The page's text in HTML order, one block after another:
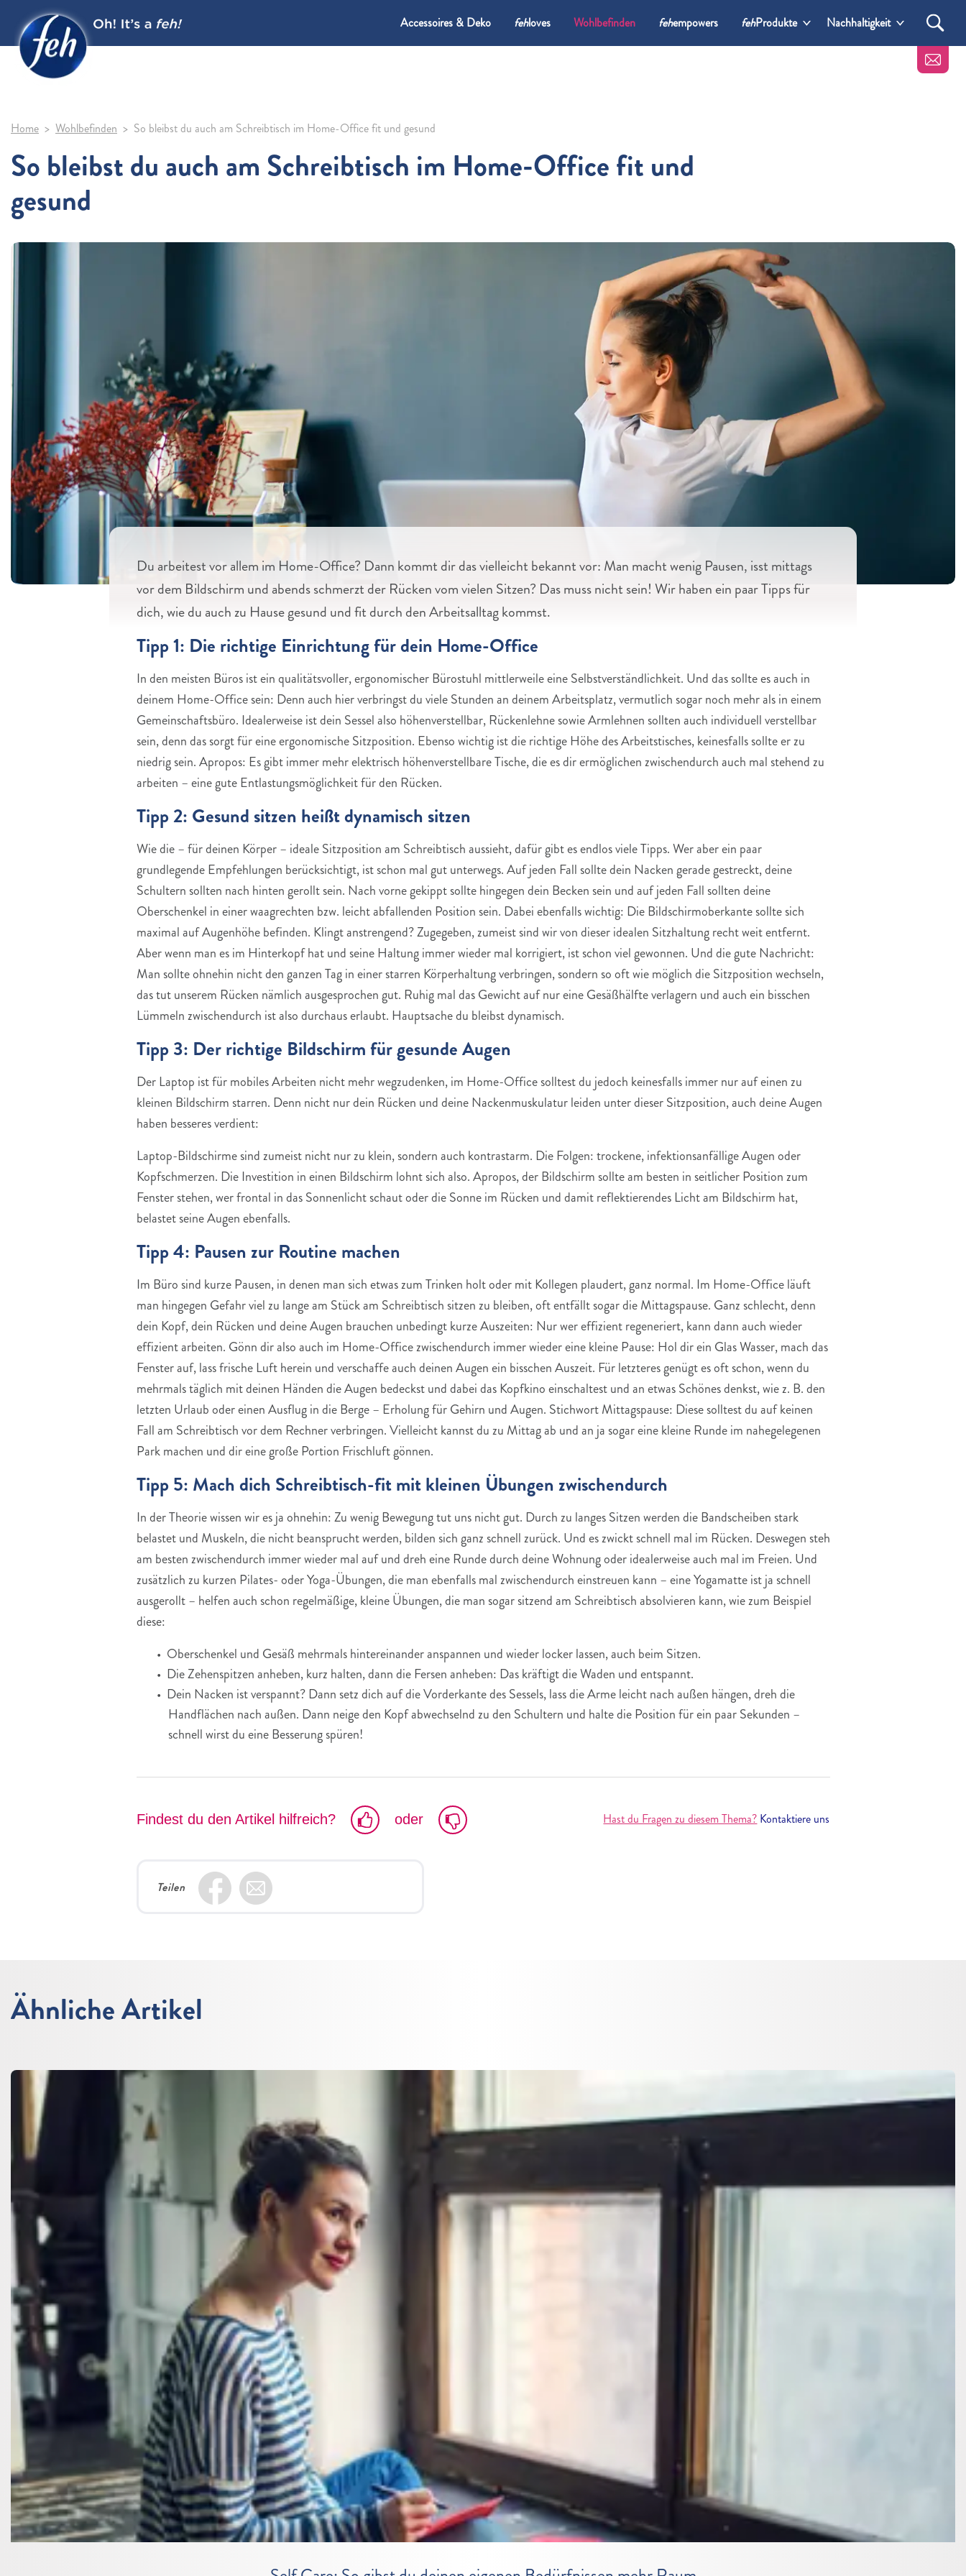
Accessoires & Deko fehloves Wohlbefinden fehempowers fehProdukte Nachhaltigkeit
Home Wohlbefinden So bleibst du auch am Schreibtisch im Home-Office fit und gesund
So bleibst du auch am Schreibtisch im Home-Officefit und
gesund
Du arbeitest vor allem im Home-Office? Dann kommt dir das vielleicht bekannt vor: Man macht wenig Pausen, isst mittags
vor dem Bildschirm und abends schmerzt der Rücken vom vielen Sitzen? Das muss nicht sein! Wir haben ein paar Tipps für
dich, wie du auch zu Hause gesund und fit durch den Arbeitsalltag kommst.
Tipp 1: Die richtige Einrichtung für dein Home-Office
In den meisten Büros ist ein qualitätsvoller, ergonomischer Bürostuhl mittlerweile eine Selbstverständlichkeit. Und das sollte es auch in
deinem Home-Office sein: Denn auch hier verbringst du viele Stunden an deinem Arbeitsplatz, vermutlich sogar noch mehr als in einem
Gemeinschaftsbüro. Idealerweise ist dein Sessel also höhenverstellbar, Rückenlehne sowie Armlehnen sollten auch individuell verstellbar
sein, denn das sorgt für eine ergonomische Sitzposition. Ebenso wichtig ist die richtige Höhe des Arbeitstisches, keinesfalls sollte er zu
niedrig sein. Apropos: Es gibt immer mehr elektrisch höhenverstellbare Tische, die es dir ermöglichen zwischendurch auch mal stehend zu
arbeiten – eine gute Entlastungsmöglichkeit für den Rücken.
Tipp 2: Gesund sitzen heißt dynamisch sitzen
Wie die – für deinen Körper – ideale Sitzposition am Schreibtisch aussieht, dafür gibt es endlos viele Tipps. Wer aber ein paar
grundlegende Empfehlungen berücksichtigt, ist schon mal gut unterwegs. Auf jeden Fall sollte dein Nacken gerade gestreckt, deine
Schultern sollten nach hinten gerollt sein. Nach vorne gekippt sollte hingegen dein Becken sein und auf jeden Fall sollten deine
Oberschenkel in einer waagrechten bzw. leicht abfallenden Position sein. Dabei ebenfalls wichtig: Die Bildschirmoberkante sollte sich
maximal auf Augenhöhe befinden. Klingt anstrengend? Zugegeben, zumeist sind wir von dieser idealen Sitzhaltung recht weit entfernt.
Aber wenn man es im Hinterkopf hat und seine Haltung immer wieder mal korrigiert, ist schon viel gewonnen. Und die gute Nachricht:
Man sollte ohnehin nicht den ganzen Tag in einer starren Körperhaltung verbringen, sondern so oft wie möglich die Sitzposition wechseln,
das tut unserem Rücken nämlich ausgesprochen gut. Ruhig mal das Gewicht auf nur eine Gesäßhälfte verlagern und auch ein bisschen
Lümmeln zwischendurch ist also durchaus erlaubt. Hauptsache du bleibst dynamisch.
Tipp 3: Der richtige Bildschirm für gesunde Augen
Der Laptop ist für mobiles Arbeiten nicht mehr wegzudenken, im Home-Office solltest du jedoch keinesfalls immer nur auf einen zu
kleinen Bildschirm starren. Denn nicht nur dein Rücken und deine Nackenmuskulatur leiden unter dieser Sitzposition, auch deine Augen
haben besseres verdient:
Laptop-Bildschirme sind zumeist nicht nur zu klein, sondern auch kontrastarm. Die Folgen: trockene, infektionsanfällige Augen oder
Kopfschmerzen. Die Investition in einen Bildschirm lohnt sich also. Apropos, der Bildschirm sollte am besten in seitlicher Position zum
Fenster stehen, wer frontal in das Sonnenlicht schaut oder die Sonne im Rücken und damit reflektierendes Licht am Bildschirm hat,
belastet seine Augen ebenfalls.
Tipp 4: Pausen zur Routine machen
Im Büro sind kurze Pausen, in denen man sich etwas zum Trinken holt oder mit Kollegen plaudert, ganz normal. Im Home-Office läuft
man hingegen Gefahr viel zu lange am Stück am Schreibtisch sitzen zu bleiben, oft entfällt sogar die Mittagspause. Ganz schlecht, denn
dein Kopf, dein Rücken und deine Augen brauchen unbedingt kurze Auszeiten: Nur wer effizient regeneriert, kann dann auch wieder
effizient arbeiten. Gönn dir also auch im Home-Office zwischendurch immer wieder eine kleine Pause: Hol dir ein Glas Wasser, mach das
Fenster auf, lass frische Luft herein und verschaffe auch deinen Augen ein bisschen Auszeit. Für letzteres genügt es oft schon, wenn du
mehrmals täglich mit deinen Händen die Augen bedeckst und dabei das Kopfkino einschaltest und an etwas Schönes denkst, wie z. B. den
letzten Urlaub oder einen Ausflug in die Berge – Erholung für Gehirn und Augen. Stichwort Mittagspause: Diese solltest du auf keinen
Fall am Schreibtisch vor dem Rechner verbringen. Vielleicht kannst du zu Mittag ab und an ja sogar eine kleine Runde im nahegelegenen
Park machen und dir eine große Portion Frischluft gönnen.
Tipp 5: Mach dich Schreibtisch-fit mit kleinen Übungen zwischendurch
In der Theorie wissen wir es ja ohnehin: Zu wenig Bewegung tut uns nicht gut. Durch zu langes Sitzen werden die Bandscheiben stark
belastet und Muskeln, die nicht beansprucht werden, bilden sich ganz schnell zurück. Und es zwickt schnell mal im Rücken. Deswegen steh
am besten zwischendurch immer wieder mal auf und dreh eine Runde durch deine Wohnung oder idealerweise auch mal im Freien. Und
zusätzlich zu kurzen Pilates- oder Yoga-Übungen, die man ebenfalls mal zwischendurch einstreuen kann – eine Yogamatte ist ja schnell
ausgerollt – helfen auch schon regelmäßige, kleine Übungen, die man sogar sitzend am Schreibtisch absolvieren kann, wie zum Beispiel
diese:
Oberschenkel und Gesäß mehrmals hintereinander anspannen und wieder locker lassen, auch beim Sitzen.
Die Zehenspitzen anheben, kurz halten, dann die Fersen anheben: Das kräftigt die Waden und entspannt.
Dein Nacken ist verspannt? Dann setz dich auf die Vorderkante des Sessels, lass die Arme leicht nach außen hängen, dreh die
Handflächen nach außen. Dann neige den Kopf abwechselnd zu den Schultern und halte die Position für ein paar Sekunden –
schnell wirst du eine Besserung spüren!
Findest du den Artikel hilfreich? oder Hast du Fragen zu diesem Thema? Kontaktiere uns
Teilen
Ähnliche Artikel